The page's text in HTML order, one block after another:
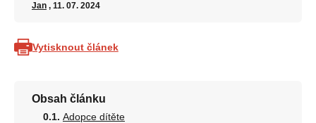
Jan , 11. 07. 2024
Vytisknout článek
Obsah článku
Adopce dítěte